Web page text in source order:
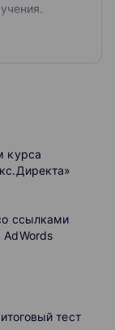
подготовке и
как
и других
онлайн-
году.
являются
являющийся
и его жена
и
РБК Daily,
курса
ссылками
AdWords
тест